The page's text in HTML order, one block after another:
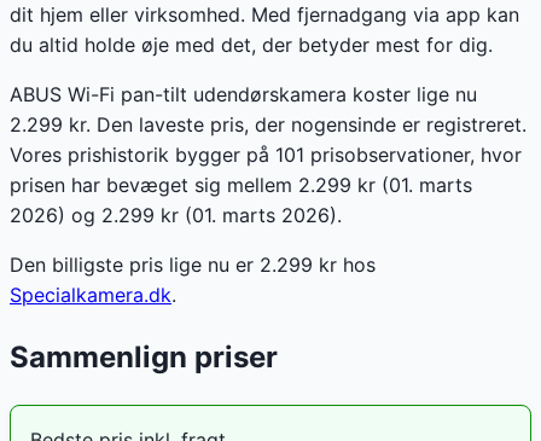
dit hjem eller virksomhed. Med fjernadgang via app kan
du altid holde øje med det, der betyder mest for dig.
ABUS Wi-Fi pan-tilt udendørskamera koster lige nu
2.299 kr. Den laveste pris, der nogensinde er registreret.
Vores prishistorik bygger på 101 prisobservationer, hvor
prisen har bevæget sig mellem 2.299 kr (01. marts
2026) og 2.299 kr (01. marts 2026).
Den billigste pris lige nu er 2.299 kr hos
Specialkamera.dk.
Sammenlign priser